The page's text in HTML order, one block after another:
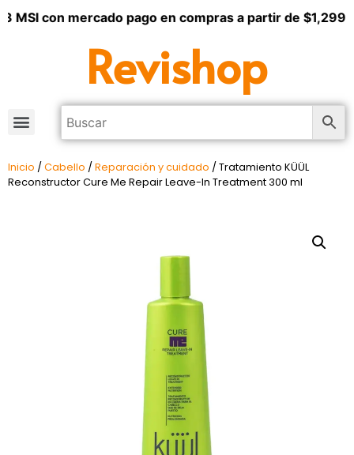
MSI con mercado pago en compras a partir de $1,299
Revishop
Inicio / Cabello / Reparación y cuidado / Tratamiento KÜÜL
Reconstructor Cure Me Repair Leave-In Treatment 300 ml